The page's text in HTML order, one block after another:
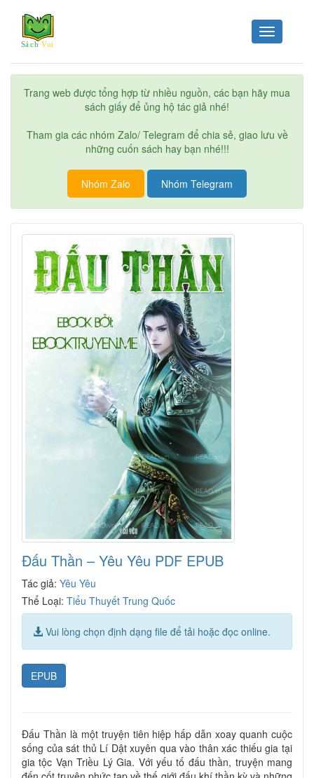
Toggle
navigation
Trang web được tổng hợp từ nhiều nguồn, các bạn hãy mua
sách giấy để ủng hộ tác giả nhé!
Tham gia các nhóm Zalo/ Telegram để chia sẻ, giao lưu về
những cuốn sách hay bạn nhé!!!
Nhóm Zalo Nhóm Telegram
Đấu Thần – Yêu Yêu PDF EPUB
Tác giả: Yêu Yêu
Thể Loại: Tiểu Thuyết Trung Quốc
Vui lòng chọn định dạng file để tải hoặc đọc online.
EPUB
Đấu Thần là một truyện tiên hiệp hấp dẫn xoay quanh cuộc
sống của sát thủ Lí Dật xuyên qua vào thân xác thiếu gia tại
gia tộc Vạn Triều Lý Gia. Với yếu tố đấu thần, truyện mang